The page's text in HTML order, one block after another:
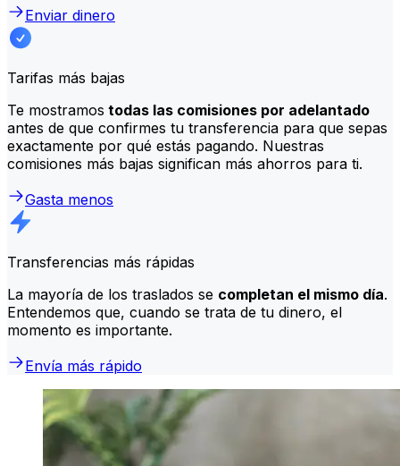
Enviar dinero
Tarifas más bajas
Te mostramos todas las comisiones por adelantado
antes de que confirmes tu transferencia para que sepas
exactamente por qué estás pagando. Nuestras
comisiones más bajas significan más ahorros para ti.
Gasta menos
Transferencias más rápidas
La mayoría de los traslados se completan el mismo día.
Entendemos que, cuando se trata de tu dinero, el
momento es importante.
Envía más rápido